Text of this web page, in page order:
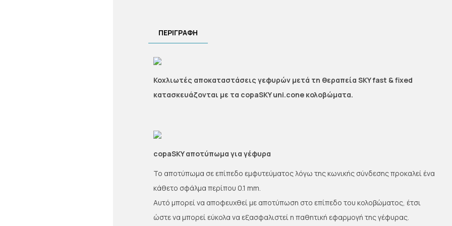
ΠΕΡΙΓΡΑΦΗ
Κοχλιωτές αποκαταστάσεις γεφυρών μετά τη θεραπεία SKY fast & fixed
κατασκευάζονται με τα copaSKY uni.cone κολοβώματα.
copaSKY αποτύπωμα για γέφυρα
Το αποτύπωμα σε επίπεδο εμφυτεύματος λόγω της κωνικής σύνδεσης προκαλεί ένα
κάθετο σφάλμα περίπου 0.1 mm.
Αυτό μπορεί να αποφευχθεί με αποτύπωση στο επίπεδο του κολοβώματος, έτσι
ώστε να μπορεί εύκολα να εξασφαλιστεί η παθητική εφαρμογή της γέφυρας.